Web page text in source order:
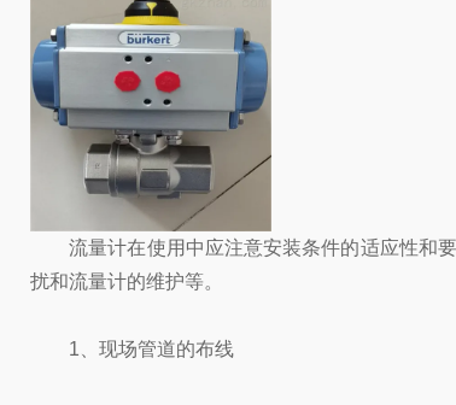
流量计在使用中应注意安装条件的适应性和要
扰和流量计的维护等。
1、现场管道的布线